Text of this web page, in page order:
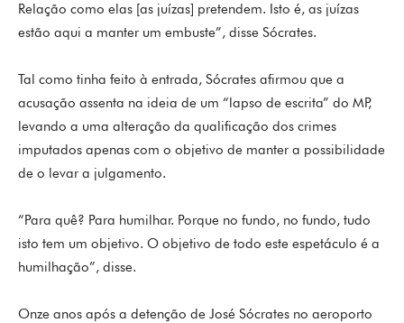
Relação como elas [as juízas] pretendem. Isto é, as juízas
estão aqui a manter um embuste”, disse Sócrates.
Tal como tinha feito à entrada, Sócrates afirmou que a
acusação assenta na ideia de um “lapso de escrita” do MP,
levando a uma alteração da qualificação dos crimes
imputados apenas com o objetivo de manter a possibilidade
de o levar a julgamento.
“Para quê? Para humilhar. Porque no fundo, no fundo, tudo
isto tem um objetivo. O objetivo de todo este espetáculo é a
humilhação”, disse.
Onze anos após a detenção de José Sócrates no aeroporto